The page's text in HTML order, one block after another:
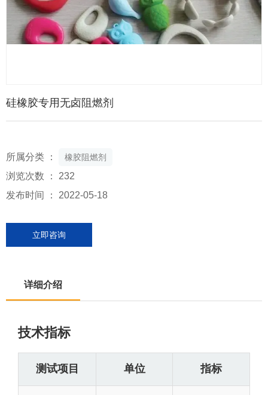
硅橡胶专用无卤阻燃剂
所属分类 ： 橡胶阻燃剂
浏览次数 ： 232
发布时间 ： 2022-05-18
立即咨询
详细介绍
技术指标
测试项目 单位 指标